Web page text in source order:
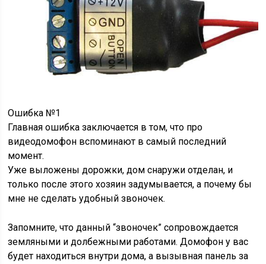
Ошибка №1
Главная ошибка заключается в том, что про
видеодомофон вспоминают в самый последний
момент.
Уже выложены дорожки, дом снаружи отделан, и
только после этого хозяин задумывается, а почему бы
мне не сделать удобный звоночек.
Запомните, что данный “звоночек” сопровождается
земляными и долбежными работами. Домофон у вас
будет находиться внутри дома, а вызывная панель за